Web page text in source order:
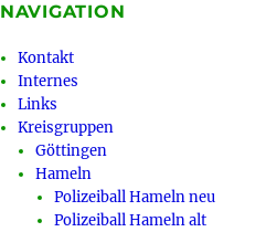
NAVIGATION
Kontakt
Internes
Links
Kreisgruppen
Göttingen
Hameln
Polizeiball Hameln neu
Polizeiball Hameln alt